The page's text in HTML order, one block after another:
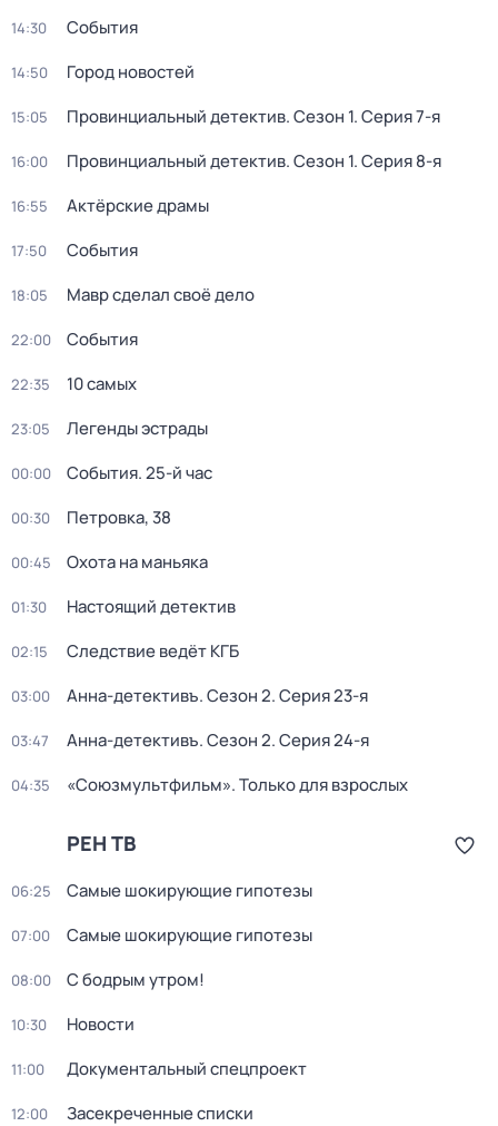
14:30 События
14:50 Город новостей
15:05 Провинциальный детектив. Сезон 1. Серия 7-я
16:00 Провинциальный детектив. Сезон 1. Серия 8-я
16:55 Актёрские драмы
17:50 События
18:05 Мавр сделал своё дело
22:00 События
22:35 10 самых
23:05 Легенды эстрады
00:00 События. 25-й час
00:30 Петровка, 38
00:45 Охота на маньяка
01:30 Настоящий детектив
02:15 Следствие ведёт КГБ
03:00 Анна-детективъ. Сезон 2. Серия 23-я
03:47 Анна-детективъ. Сезон 2. Серия 24-я
04:35 «Союзмультфильм». Только для взрослых
РЕН ТВ
06:25 Самые шoкиpующие гипотезы
07:00 Самые шoкиpующие гипотезы
08:00 С бодрым утром!
10:30 Новости
11:00 Документальный спецпроект
12:00 Зacекрeченные cписки